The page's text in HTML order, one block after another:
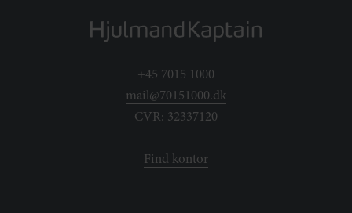
+45 7015 1000
mail@70151000.dk
CVR: 32337120
Find kontor